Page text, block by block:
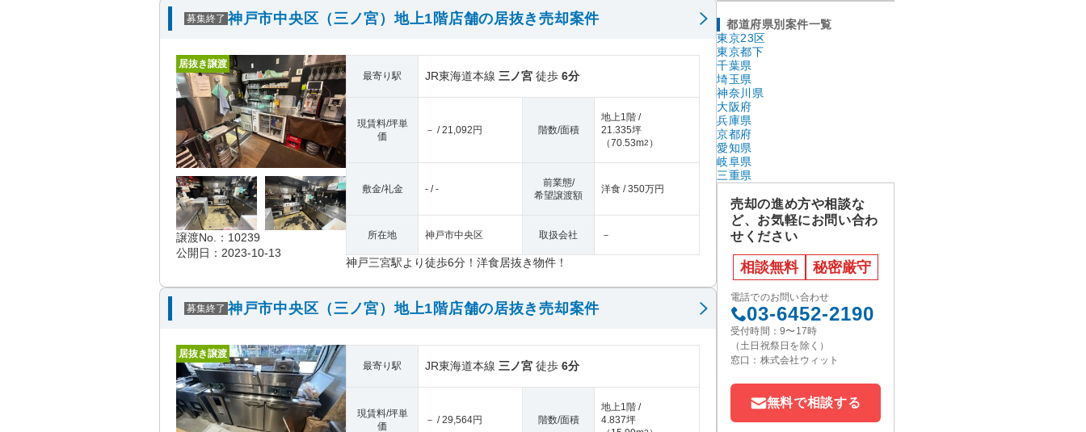
募集終了 神戸市中央区（三ノ宮）地上1階店舗の居抜き売却案件
居抜き譲渡
譲渡No.：10239
公開日：2023-10-13
最寄り駅 JR東海道本線 三ノ宮 徒歩 6分
現賃料/坪単
価
－ / 21,092円 階数/面積
地上1階 /
21.335坪
（70.53m2 ）
敷金/礼金 - / -
前業態/
希望譲渡額
洋食 / 350万円
所在地 神戸市中央区 取扱会社 －
神戸三宮駅より徒歩6分！洋食居抜き物件！
募集終了 神戸市中央区（三ノ宮）地上1階店舗の居抜き売却案件
居抜き譲渡
最寄り駅 JR東海道本線 三ノ宮 徒歩 6分
現賃料/坪単
価
－ / 29,564円 階数/面積
地上1階 /
4.837坪
都道府県別案件一覧
東京23区
東京都下
千葉県
埼玉県
神奈川県
大阪府
兵庫県
京都府
愛知県
岐阜県
三重県
売却の進め方や相談な
ど、お気軽にお問い合わ
せください
相談無料 秘密厳守
電話でのお問い合わせ
03-6452-2190
受付時間：9〜17時
（土日祝祭日を除く）
窓口：株式会社ウィット
無料で相談する